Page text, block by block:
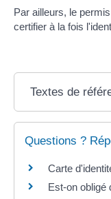
Par ailleurs, le
certifier à la fois
Textes de
Questions ?
Carte
Est-on obligé